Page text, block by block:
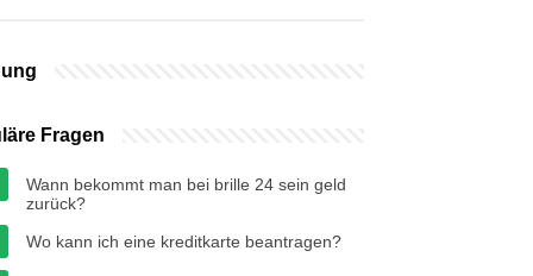
Fragen
Wann bekommt man bei brille 24 sein geld
zurück?
Wo kann ich eine kreditkarte beantragen?